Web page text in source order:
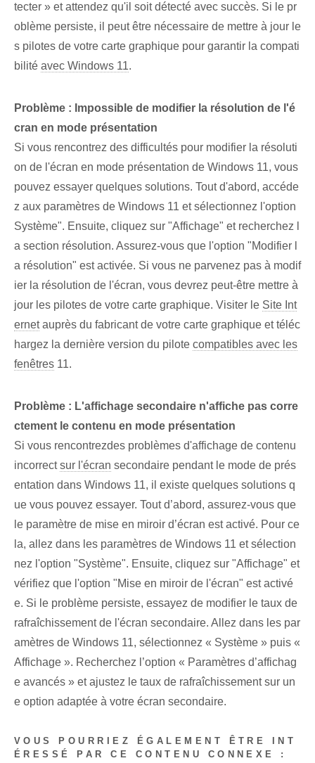
tecter » et attendez qu'il soit détecté avec succès. Si le pr
oblème persiste, il peut être nécessaire de mettre à jour le
s pilotes de votre carte graphique pour garantir la compati
bilité avec Windows 11.
Problème : Impossible de modifier la résolution de l'é
cran en mode présentation
Si vous rencontrez des difficultés pour modifier la résoluti
on de l'écran en mode présentation de Windows 11, vous
pouvez essayer quelques solutions. Tout d'abord, accéde
z aux paramètres de Windows 11 et sélectionnez l'option
Système". Ensuite, cliquez sur "Affichage" et recherchez l
a section résolution. Assurez-vous que l'option "Modifier l
a résolution" est activée. ⁢Si vous ne parvenez pas à modif
ier la résolution de l'écran, vous devrez peut-être mettre à
jour les pilotes de votre carte graphique. Visiter le Site Int
ernetauprès du fabricant de votre carte graphique et téléc
hargez la dernière version du pilote compatibles avec les
fenêtres 11.
Problème : L'affichage secondaire n'affiche pas corre
ctement le contenu en mode présentation
Si vous rencontrez⁤des problèmes‍ d'affichage de contenu
incorrect⁢sur l'écran secondaire ⁣pendant⁣ le mode de prés
entation⁤ dans Windows ⁤11,‍ il existe quelques solutions‌ q
ue vous pouvez essayer. Tout d’abord, assurez-vous que
le paramètre de mise en miroir d’écran est activé. Pour ce
la, allez dans les paramètres de Windows 11 et sélection
nez l'option "Système". Ensuite, cliquez sur "Affichage" et
vérifiez que l'option "Mise en miroir de l'écran" est activé
e. Si le problème persiste, essayez de modifier le taux de
rafraîchissement de l'écran secondaire. ⁣Allez dans les par
amètres de Windows 11, sélectionnez « Système » puis «
Affichage ». Recherchez l’option « Paramètres d’affichag
e avancés » et ajustez le taux de rafraîchissement sur un
e option adaptée à votre écran secondaire.
VOUS POURRIEZ ÉGALEMENT ÊTRE INT
ÉRESSÉ PAR CE CONTENU CONNEXE :